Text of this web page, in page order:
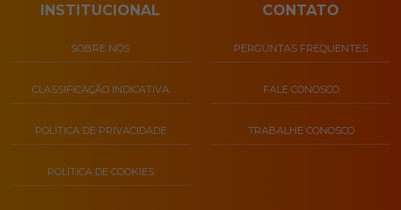
INSTITUCIONAL
SOBRE NÓS
CLASSIFICAÇÃO INDICATIVA
POLÍTICA DE PRIVACIDADE
POLÍTICA DE COOKIES
CONTATO
PERGUNTAS FREQUENTES
FALE CONOSCO
TRABALHE CONOSCO